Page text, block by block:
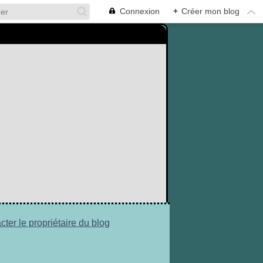
Connexion + Créer mon blog
le propriétaire du blog